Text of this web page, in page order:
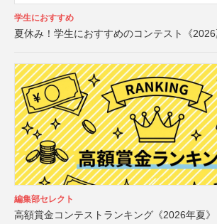
学生におすすめ
夏休み！学生におすすめのコンテスト《2026
編集部セレクト
高額賞金コンテストランキング《2026年夏》